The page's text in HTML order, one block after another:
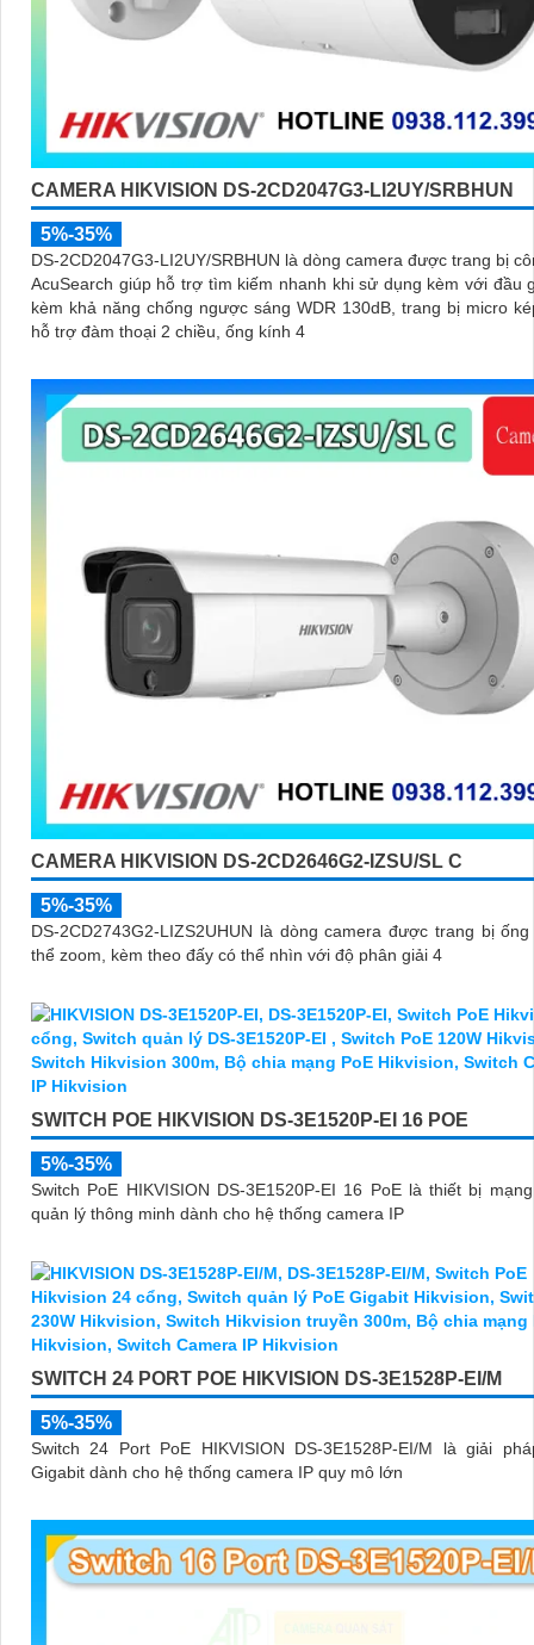
CAMERA HIKVISION DS-2CD2047G3-LI2UY/SRBHUN
5%-35%
DS-2CD2047G3-LI2UY/SRBHUN là dòng camera được trang bị
AcuSearch giúp hỗ trợ tìm kiếm nhanh khi sử dụng kèm với đầu
kèm khả năng chống ngược sáng WDR 130dB, trang bị micro
hỗ trợ đàm thoại 2 chiều, ống kính 4
CAMERA HIKVISION DS-2CD2646G2-IZSU/SL C
5%-35%
DS-2CD2743G2-LIZS2UHUN là dòng camera được trang bị
thể zoom, kèm theo đấy có thể nhìn với độ phân giải 4
SWITCH POE HIKVISION DS-3E1520P-EI 16 POE
5%-35%
Switch PoE HIKVISION DS-3E1520P-EI 16 PoE là thiết bị
quản lý thông minh dành cho hệ thống camera IP
SWITCH 24 PORT POE HIKVISION DS-3E1528P-EI/M
5%-35%
Switch 24 Port PoE HIKVISION DS-3E1528P-EI/M là giải
Gigabit dành cho hệ thống camera IP quy mô lớn